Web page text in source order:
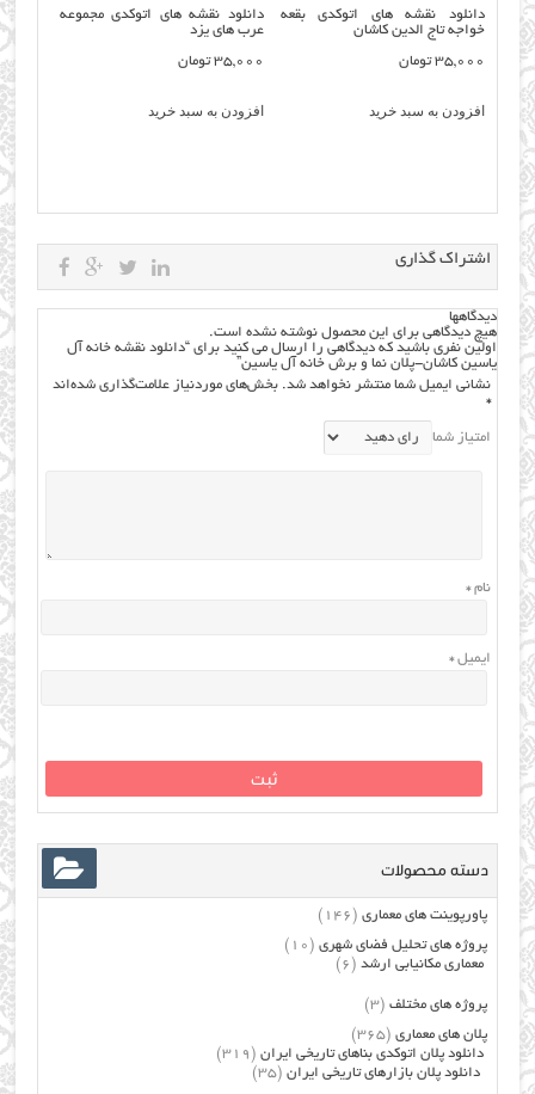
دانلود نقشه های اتوکدی بقعه
خواجه تاج الدین کاشان
35,000 تومان
افزودن به سبد خرید
دانلود نقشه های اتوکدی مجموعه
عرب های یزد
35,000 تومان
افزودن به سبد خرید
اشتراک گذاری
دیدگاهها
هیچ دیدگاهی برای این محصول نوشته نشده است.
اولین نفری باشید که دیدگاهی را ارسال می کنید برای “دانلود نقشه خانه آل
یاسین کاشان-پلان نما و برش خانه آل یاسین”
نشانی ایمیل شما منتشر نخواهد شد. بخش‌های موردنیاز علامت‌گذاری شده‌اند
*
امتیاز شما
نام*
ایمیل*
دسته محصولات
پاورپوینت های معماری (146)
پروژه های تحلیل فضای شهری (10)
معماری مکانیابی ارشد (6)
پروژه های مختلف (3)
پلان های معماری (365)
دانلود پلان اتوکدی بناهای تاریخی ایران (319)
دانلود پلان بازارهای تاریخی ایران (35)